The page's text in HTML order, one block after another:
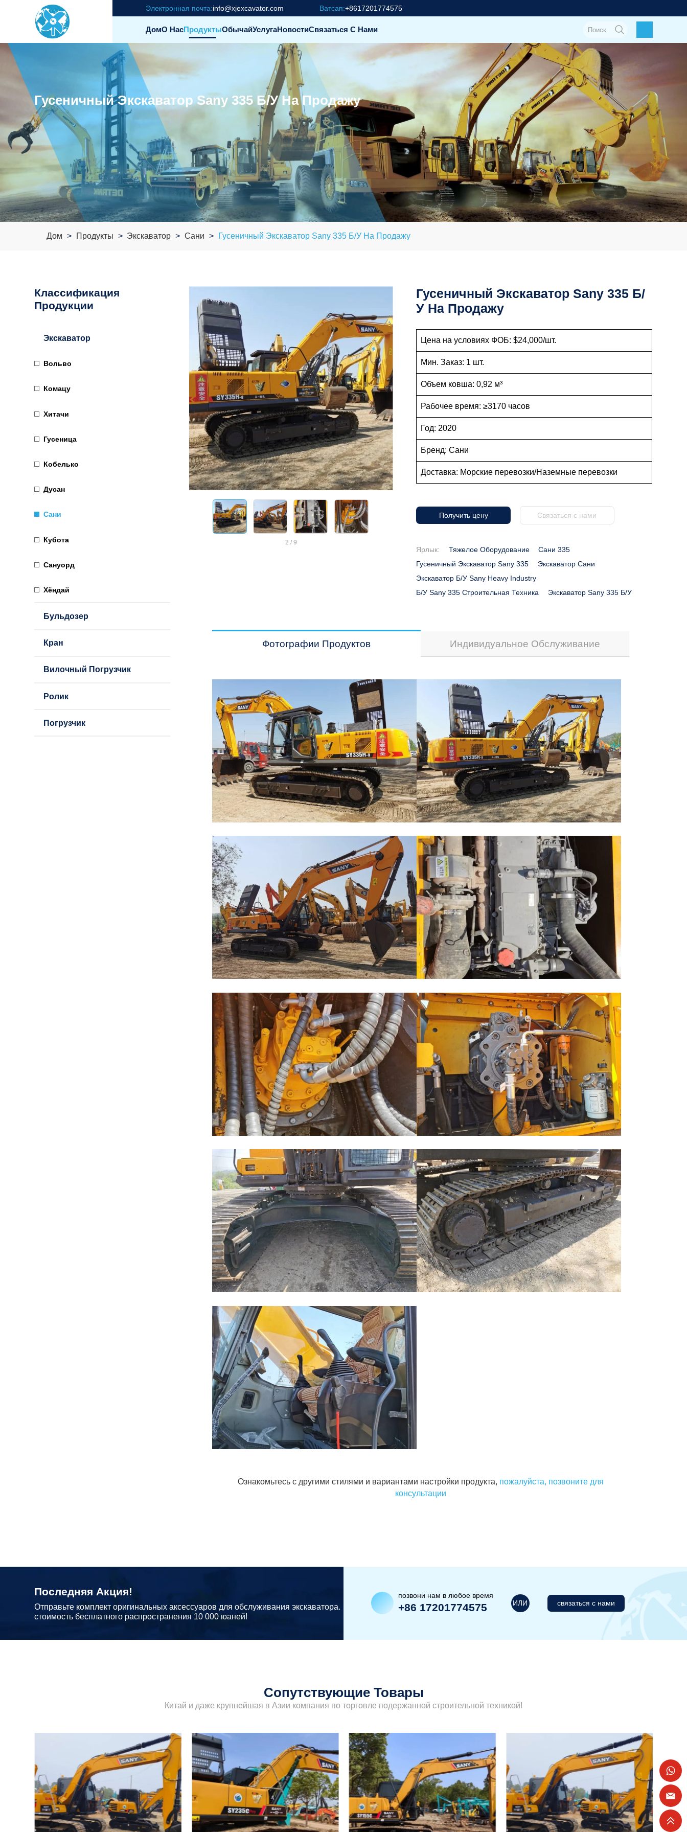
Электронная почта:info@xjexcavator.com Ватсап:+8617201774575
ДомО НасПродуктыОбычайУслугаНовостиСвязаться С Нами
Гусеничный Экскаватор Sany 335 Б/у На Продажу
Дом Продукты Экскаватор Сани Гусеничный Экскаватор Sany 335 Б/у На Продажу
Классификация
Продукции
Экскаватор
Вольво
Комацу
Хитачи
Гусеница
Кобелько
Дусан
Сани
Кубота
Сануорд
Хёндай
Бульдозер
Кран
Вилочный Погрузчик
Ролик
Погрузчик
2 / 9
Гусеничный Экскаватор Sany 335 Б/
У На Продажу
Цена на условиях ФОБ: $24,000/шт.
Мин. Заказ: 1 шт.
Объем ковша: 0,92 м³
Рабочее время: ≥3170 часов
Год: 2020
Бренд: Сани
Доставка: Морские перевозки/Наземные перевозки
Получить цену Связаться с нами
Ярлык: Тяжелое Оборудование
Сани 335
Гусеничный Экскаватор Sany 335
Экскаватор Сани
Экскаватор Б/у Sany Heavy Industry
Б/у Sany 335 Строительная Техника
Экскаватор Sany 335 Б/у
Фотографии Продуктов Индивидуальное Обслуживание
Ознакомьтесь с другими стилями и вариантами настройки продукта, пожалуйста, позвоните для
консультации
Последняя Акция!
Отправьте комплект оригинальных аксессуаров для обслуживания экскаватора.
стоимость бесплатного распространения 10 000 юаней!
позвони нам в любое время
+86 17201774575 ИЛИ связаться с нами
Сопутствующие Товары
Китай и даже крупнейшая в Азии компания по торговле подержанной строительной техникой!